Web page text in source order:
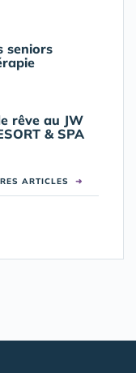
seniors
rêve au JW
& SPA
ARTICLES ➜